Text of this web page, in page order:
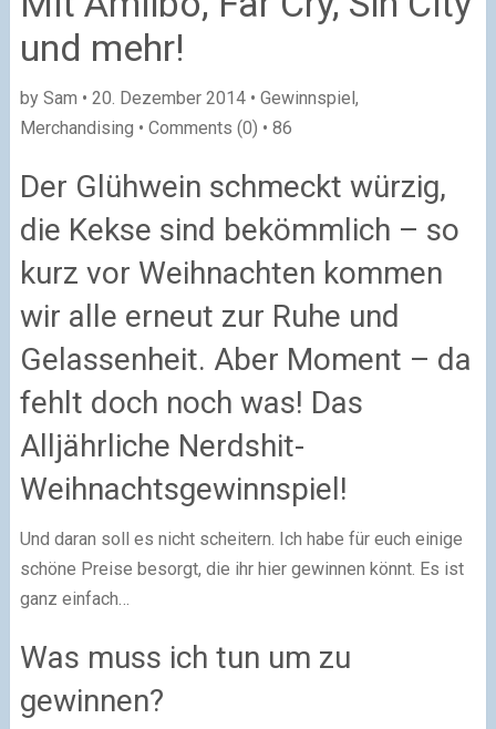
und mehr!
by Sam • 20. Dezember 2014 • Gewinnspiel,
Merchandising • Comments (0) • 86
Der Glühwein schmeckt würzig,
die Kekse sind bekömmlich – so
kurz vor Weihnachten kommen
wir alle erneut zur Ruhe und
Gelassenheit. Aber Moment – da
fehlt doch noch was! Das
Alljährliche Nerdshit-
Weihnachtsgewinnspiel!
Und daran soll es nicht scheitern. Ich habe für euch einige
schöne Preise besorgt, die ihr hier gewinnen könnt. Es ist
ganz einfach…
Was muss ich tun um zu
gewinnen?